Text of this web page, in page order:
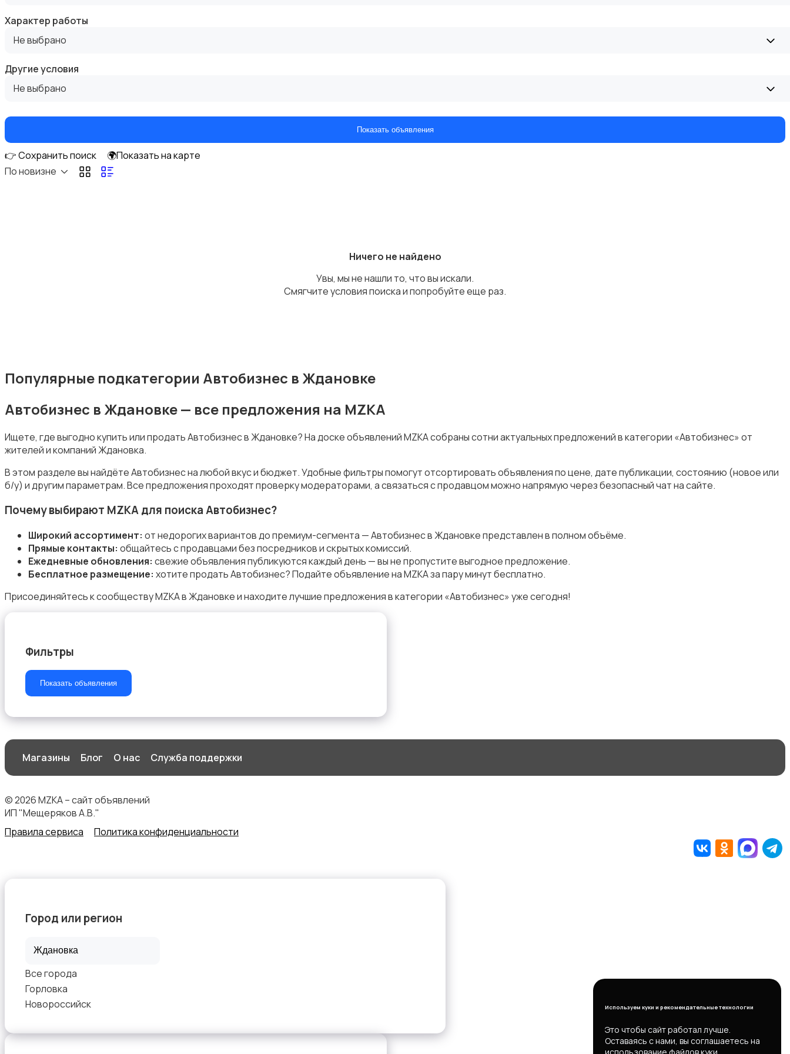
Госслужба
Добыча сырья, энергетика
Информационные технологии
Искусство и развлечения
Магазины
Маркетинг и реклама
Начало карьеры
Образование и наука
Офисный персонал
Характер работы
Не выбрано
Другие условия
Не выбрано
Показать объявления
👉 Сохранить поиск
🌍Показать на карте
По новизне
Ничего не найдено
Увы, мы не нашли то, что вы искали.
Смягчите условия поиска и попробуйте еще раз.
Популярные подкатегории Автобизнес в Ждановке
Автобизнес в Ждановке — все предложения на MZKA
Ищете, где выгодно купить или продать Автобизнес в Ждановке? На доске объявлений MZKA собраны сотни актуальных предложений в категории «Автобизнес» от
жителей и компаний Ждановка.
В этом разделе вы найдёте Автобизнес на любой вкус и бюджет. Удобные фильтры помогут отсортировать объявления по цене, дате публикации, состоянию (новое или
б/у) и другим параметрам. Все предложения проходят проверку модераторами, а связаться с продавцом можно напрямую через безопасный чат на сайте.
Почему выбирают MZKA для поиска Автобизнес?
Широкий ассортимент: от недорогих вариантов до премиум-сегмента — Автобизнес в Ждановке представлен в полном объёме.
Прямые контакты: общайтесь с продавцами без посредников и скрытых комиссий.
Ежедневные обновления: свежие объявления публикуются каждый день — вы не пропустите выгодное предложение.
Бесплатное размещение: хотите продать Автобизнес? Подайте объявление на MZKA за пару минут бесплатно.
Присоединяйтесь к сообществу MZKA в Ждановке и находите лучшие предложения в категории «Автобизнес» уже сегодня!
Фильтры
Показать объявления
Магазины Блог О нас Служба поддержки
© 2026 MZKA – сайт объявлений
ИП "Мещеряков А.В."
Правила сервиса
Политика конфиденциальности
Используем куки и рекомендательные технологии
Это чтобы сайт работал лучше.
Оставаясь с нами, вы соглашаетесь на
Город или регион
Все города
Горловка
Новороссийск